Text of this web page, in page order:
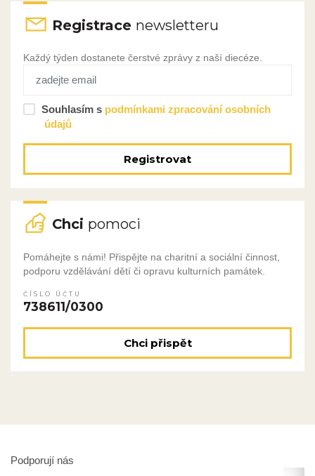
Registrace newsletteru
Každý týden dostanete čerstvé zprávy z naší diecéze.
Souhlasím s podmínkami zpracování osobních
údajů
Registrovat
Chci pomoci
Pomáhejte s námi! Přispějte na charitní a sociální činnost,
podporu vzdělávání dětí či opravu kulturních památek.
ČÍSLO ÚČTU
738611/0300
Chci přispět
Podporují nás